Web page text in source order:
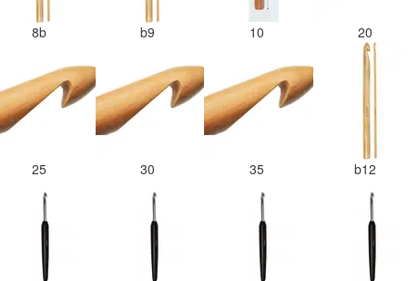
8b b9 10 20
25 30 35 b12